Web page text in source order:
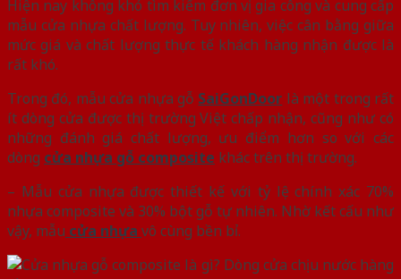
Hiện nay không khó tìm kiếm đơn vị gia công và cung cấp
mẫu cửa nhựa chất lượng. Tuy nhiên, việc cân bằng giữa
mức giá và chất lượng thực tế khách hàng nhận được là
rất khó.
Trong đó, mẫu cửa nhựa gỗ SaiGonDoor là một trong rất
ít dòng cửa được thị trường Việt chấp nhận, cũng như có
những đánh giá chất lượng, ưu điểm hơn so với các
dòng cửa nhựa gỗ composite khác trên thị trường.
– Mẫu cửa nhựa được thiết kế với tỷ lệ chính xác 70%
nhựa composite và 30% bột gỗ tự nhiên. Nhờ kết cấu như
vậy, mẫu cửa nhựa vô cùng bền bỉ.